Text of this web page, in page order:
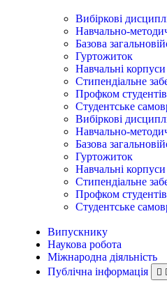
Вибіркові
Навчально-
Базова
Гуртожиток
Навчальні корпуси
Стипендіальне
Профком студентів
Студентське
Вибіркові
Навчально-
Базова
Гуртожиток
Навчальні корпуси
Стипендіальне
Профком студентів
Студентське
Випускнику
Наукова робота
Міжнародна діяльність
Публічна інформація